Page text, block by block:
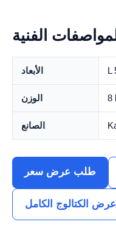
الفنية
الأبعاد L
الوزن 8
الصانع
طلب عرض سعر
عرض الكتالوج الكامل